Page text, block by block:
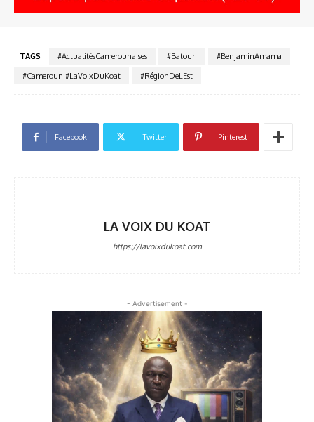
TAGS #ActualitésCamerounaises #Batouri
#BenjaminAmama
#Cameroun #LaVoixDuKoat
#RégionDeLEst
Facebook Twitter Pinterest
LA VOIX DU KOAT
https://lavoixdukoat.com
- Advertisement -